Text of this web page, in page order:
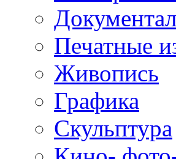
Печатные
Живопись
Графика
Скульптура